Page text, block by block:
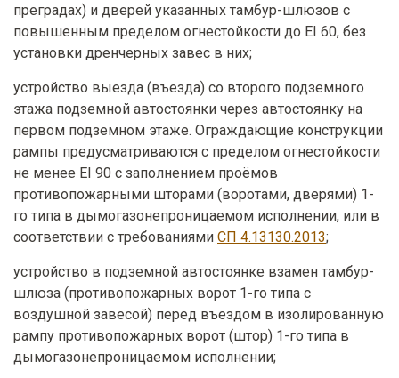
преградах) и дверей указанных тамбур-шлюзов с
повышенным пределом огнестойкости до EI 60, без
установки дренчерных завес в них;
устройство выезда (въезда) со второго подземного
этажа подземной автостоянки через автостоянку на
первом подземном этаже. Ограждающие конструкции
рампы предусматриваются с пределом огнестойкости
не менее EI 90 с заполнением проёмов
противопожарными шторами (воротами, дверями) 1-
го типа в дымогазонепроницаемом исполнении, или в
соответствии с требованиями СП 4.13130.2013;
устройство в подземной автостоянке взамен тамбур-
шлюза (противопожарных ворот 1-го типа с
воздушной завесой) перед въездом в изолированную
рампу противопожарных ворот (штор) 1-го типа в
дымогазонепроницаемом исполнении;